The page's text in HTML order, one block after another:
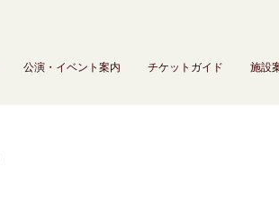
公演・イベント案内 チケットガイド 施設